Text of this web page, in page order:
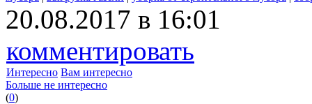
20.08.2017 в 16:01
комментировать
Интересно Вам интересно
Больше не интересно
(0)